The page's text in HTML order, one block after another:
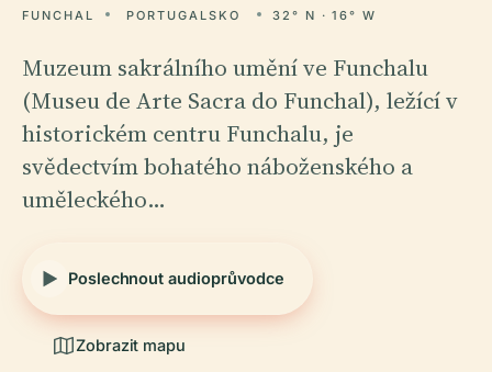
FUNCHAL PORTUGALSKO 32° N · 16° W
Muzeum sakrálního umění ve Funchalu
(Museu de Arte Sacra do Funchal), ležící v
historickém centru Funchalu, je
svědectvím bohatého náboženského a
uměleckého…
Poslechnout audioprůvodce
Zobrazit mapu